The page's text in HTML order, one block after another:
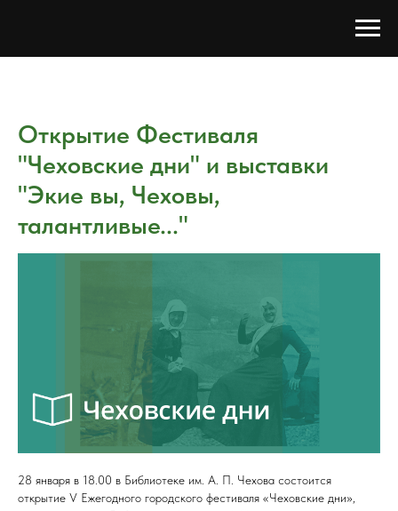
Открытие Фестиваля
"Чеховские дни" и выставки
"Экие вы, Чеховы,
талантливые..."
28 января в 18.00 в Библиотеке им. А. П. Чехова состоится
открытие V Ежегодного городского фестиваля «Чеховские дни»,